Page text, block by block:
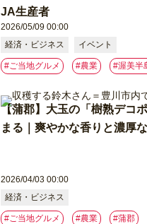
JA生産者
2026/05/09 00:00
経済・ビジネス
イベント
#ご当地グルメ #農業 #渥美半
【蒲郡】大玉の「樹熟デコ
まる｜爽やかな香りと濃厚
2026/04/03 00:00
経済・ビジネス
#ご当地グルメ #農業 #蒲郡